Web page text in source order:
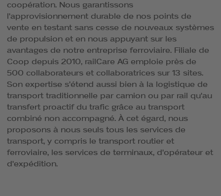
coopération. Nous garantissons
l'approvisionnement durable de nos points de
vente en testant sans cesse de nouveaux systèmes
de propulsion et en nous appuyant sur les
avantages de notre entreprise ferroviaire. Filiale de
Coop depuis 2010, railCare AG emploie près de
500 collaborateurs et collaboratrices sur 13 sites.
Son expertise s'étend aussi bien à la logistique de
transport traditionnelle par camion ou par rail qu'au
transfert proactif du trafic grâce au transport
combiné non accompagné. À cet égard, nous
proposons à nous seuls tous les services de
transport, y compris le transport routier et
ferroviaire, les services de terminaux, d'opérateur et
d'expédition.